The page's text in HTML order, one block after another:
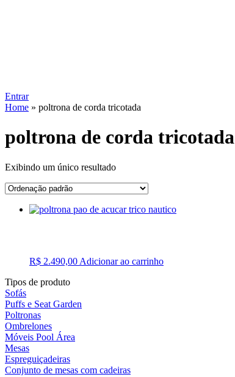
Entrar
Home » poltrona de corda tricotada
poltrona de corda tricotada
Exibindo um único resultado
R$ 2.490,00 Adicionar ao carrinho
Tipos de produto
Sofás
Puffs e Seat Garden
Poltronas
Ombrelones
Móveis Pool Área
Mesas
Espreguiçadeiras
Conjunto de mesas com cadeiras